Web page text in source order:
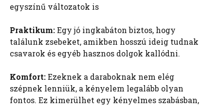
egyszínű változatok is
Praktikum:Egy jó ingkabáton biztos, hogy
találunk zsebeket, amikben hosszú ideig tudnak
csavarok és egyéb hasznos dolgok kallódni.
Komfort:Ezeknek a daraboknak nem elég
szépnek lenniük, a kényelem legalább olyan
fontos. Ez kimerülhet egy kényelmes szabásban,